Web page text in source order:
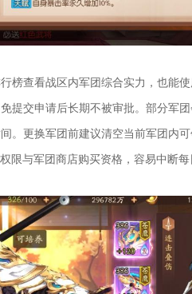
榜查看战区内军团综合实力，也能
提交申请后长期不被审批。部分军
。更换军团前建议清空当前军团内
与军团商店购买资格，容易中断每